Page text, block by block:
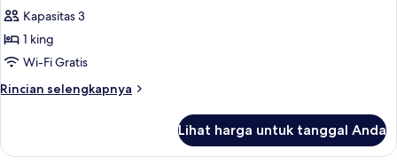
Kamar,
1
Tempat
King
Kapasitas 3
1 king
Wi-Fi Gratis
Rincian selengkapnya
Rincian
Kamar,
Lihat harga untuk tanggal Anda